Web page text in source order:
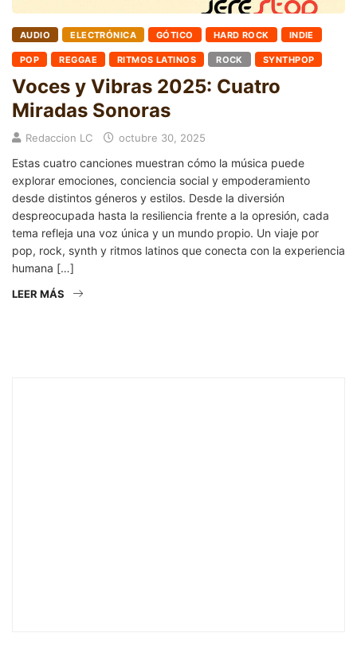
AUDIO ELECTRÓNICA GÓTICO HARD ROCK INDIE
POP REGGAE RITMOS LATINOS ROCK SYNTHPOP
Voces y Vibras 2025: Cuatro
Miradas Sonoras
Redaccion LC octubre 30, 2025
Estas cuatro canciones muestran cómo la música puede
explorar emociones, conciencia social y empoderamiento
desde distintos géneros y estilos. Desde la diversión
despreocupada hasta la resiliencia frente a la opresión, cada
tema refleja una voz única y un mundo propio. Un viaje por
pop, rock, synth y ritmos latinos que conecta con la experiencia
humana […]
LEER MÁS